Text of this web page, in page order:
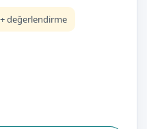
değerlendirme